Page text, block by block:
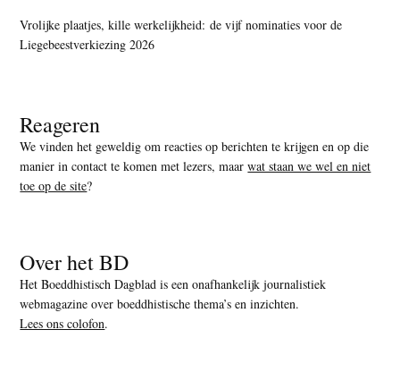
Vrolijke plaatjes, kille werkelijkheid: de vijf nominaties voor de
Liegebeestverkiezing 2026
Reageren
We vinden het geweldig om reacties op berichten te krijgen en op die
manier in contact te komen met lezers, maarwat staan we wel en niet
toe op de site?
Over het BD
Het Boeddhistisch Dagblad is een onafhankelijk journalistiek
webmagazine over boeddhistische thema’s en inzichten.
Lees ons colofon.